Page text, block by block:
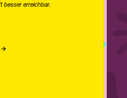
besser erreichbar.